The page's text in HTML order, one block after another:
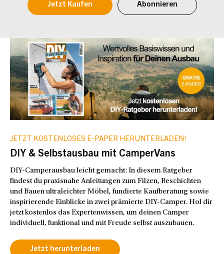
Jetzt Kaufen Abonnieren
JETZT KOSTENLOSES E-PAPER HERUNTERLADEN!
DIY & Selbstausbau mit CamperVans
DIY-Camperausbau leicht gemacht: In diesem Ratgeber
findest du praxisnahe Anleitungen zum Filzen, Beschichten
und Bauen ultraleichter Möbel, fundierte Kaufberatung sowie
inspirierende Einblicke in zwei prämierte DIY-Camper. Hol dir
jetzt kostenlos das Expertenwissen, um deinen Camper
individuell, funktional und mit Freude selbst auszubauen.
Jetzt herunterladen